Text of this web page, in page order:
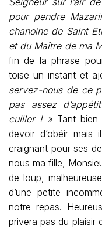
pour pendre
chanoine de Saint
et du Maître de ma
fin de la phrase
toise un instant et
servez-nous de ce
pas assez
cuiller ! »Tant bien
devoir d’obéir mais
craignant pour ses
nous ma fille,
de loup,
d’une petite
notre repas.
privera pas du plaisir